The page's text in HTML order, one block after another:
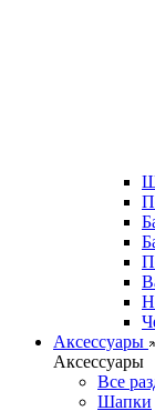
Аксессуары
Аксессуары
Все
Шапки